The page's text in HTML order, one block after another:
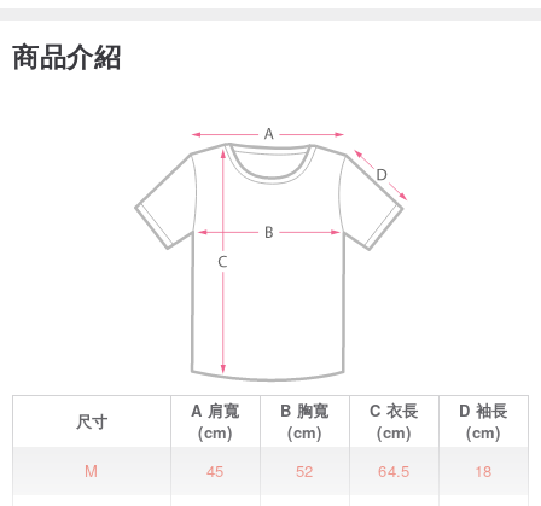
商品介紹
尺寸 A 肩寬
(cm)
B 胸寬
(cm)
C衣長
(cm)
D袖長
(cm)
M
45 52 64.5 18